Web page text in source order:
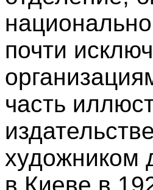
почти
часть
художником